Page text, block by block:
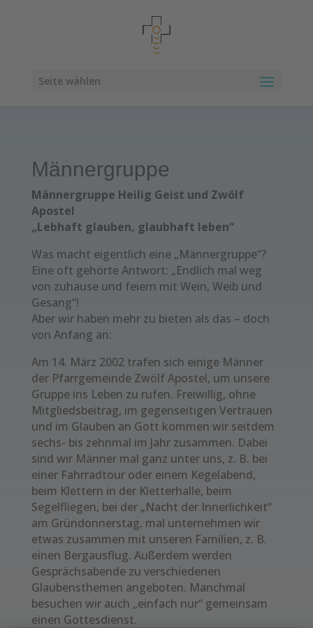
Seite wählen
Männergruppe
Männergruppe Heilig Geist und Zwölf
Apostel
„Lebhaft glauben, glaubhaft leben“
Was macht eigentlich eine „Männergruppe“?
Eine oft gehörte Antwort: „Endlich mal weg
von zuhause und feiern mit Wein, Weib und
Gesang“!
Aber wir haben mehr zu bieten als das – doch
von Anfang an:
Am 14. März 2002 trafen sich einige Männer
der Pfarrgemeinde Zwölf Apostel, um unsere
Gruppe ins Leben zu rufen. Freiwillig, ohne
Mitgliedsbeitrag, im gegenseitigen Vertrauen
und im Glauben an Gott kommen wir seitdem
sechs- bis zehnmal im Jahr zusammen. Dabei
sind wir Männer mal ganz unter uns, z. B. bei
einer Fahrradtour oder einem Kegelabend,
beim Klettern in der Kletterhalle, beim
Segelfliegen, bei der „Nacht der Innerlichkeit“
am Gründonnerstag, mal unternehmen wir
etwas zusammen mit unseren Familien, z. B.
einen Bergausflug. Außerdem werden
Gesprächsabende zu verschiedenen
Glaubensthemen angeboten. Manchmal
besuchen wir auch „einfach nur“ gemeinsam
einen Gottesdienst.